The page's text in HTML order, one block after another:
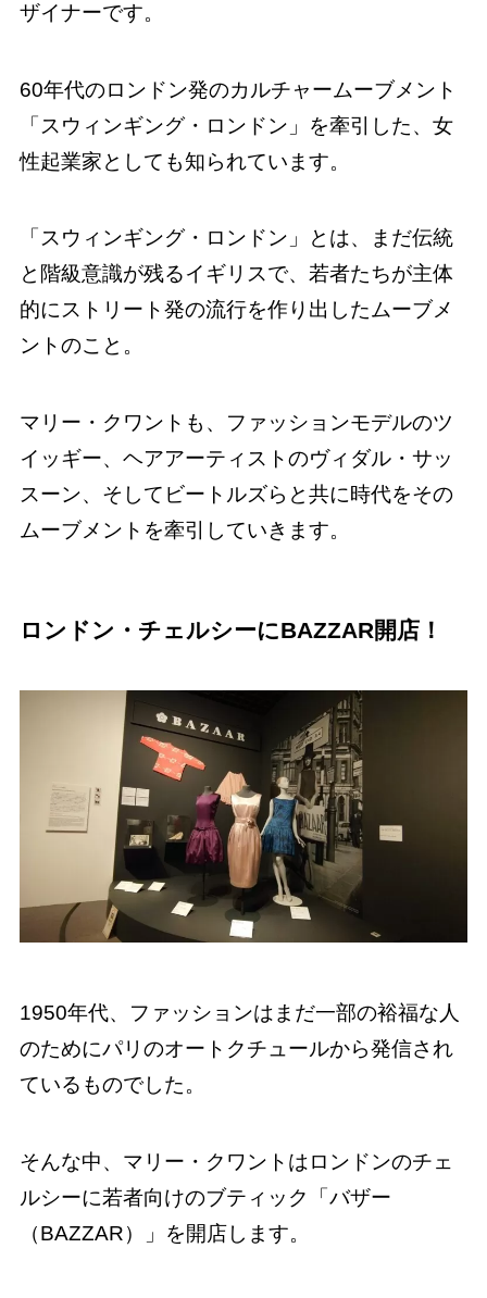
ザイナーです。
60年代のロンドン発のカルチャームーブメント
「スウィンギング・ロンドン」を牽引した、女
性起業家としても知られています。
「スウィンギング・ロンドン」とは、まだ伝統
と階級意識が残るイギリスで、若者たちが主体
的にストリート発の流行を作り出したムーブメ
ントのこと。
マリー・クワントも、ファッションモデルのツ
イッギー、ヘアアーティストのヴィダル・サッ
スーン、そしてビートルズらと共に時代をその
ムーブメントを牽引していきます。
ロンドン・チェルシーにBAZZAR開店！
1950年代、ファッションはまだ一部の裕福な人
のためにパリのオートクチュールから発信され
ているものでした。
そんな中、マリー・クワントはロンドンのチェ
ルシーに若者向けのブティック「バザー
（BAZZAR）」を開店します。